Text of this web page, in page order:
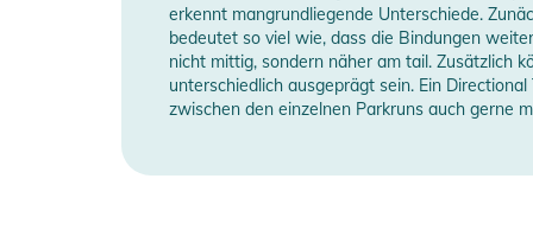
erkennt mangrundliegende Unterschiede.
bedeutet so viel wie, dass die Bindungen
nicht mittig, sondern näher am tail. Zusätzlich
unterschiedlich ausgeprägt sein. Ein
zwischen den einzelnen Parkruns auch gerne